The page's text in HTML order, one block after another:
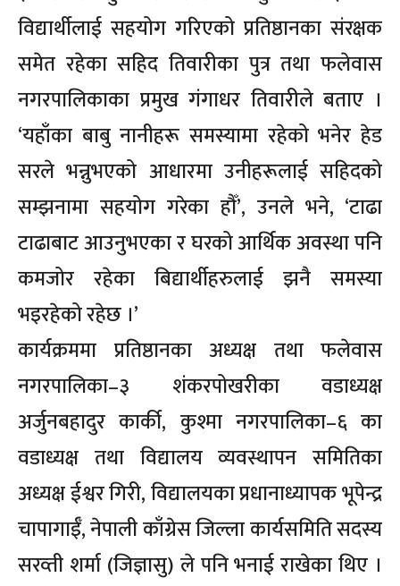
विद्यार्थीलाई सहयोग गरिएको प्रतिष्ठानका संरक्षक
समेत रहेका सहिद तिवारीका पुत्र तथा फलेवास
नगरपालिकाका प्रमुख गंगाधर तिवारीले बताए ।
‘यहाँका बाबु नानीहरू समस्यामा रहेको भनेर हेड
सरले भन्नुभएको आधारमा उनीहरूलाई सहिदको
सम्झनामा सहयोग गरेका हौँ’, उनले भने, ‘टाढा
टाढाबाट आउनुभएका र घरको आर्थिक अवस्था पनि
कमजोर रहेका बिद्यार्थीहरुलाई झनै समस्या
भइरहेको रहेछ ।’
कार्यक्रममा प्रतिष्ठानका अध्यक्ष तथा फलेवास
नगरपालिका–३ शंकरपोखरीका वडाध्यक्ष
अर्जुनबहादुर कार्की, कुश्मा नगरपालिका–६ का
वडाध्यक्ष तथा विद्यालय व्यवस्थापन समितिका
अध्यक्ष ईश्वर गिरी, विद्यालयका प्रधानाध्यापक भूपेन्द्र
चापागाईँ, नेपाली काँग्रेस जिल्ला कार्यसमिति सदस्य
सरव्ती शर्मा (जिज्ञासु) ले पनि भनाई राखेका थिए ।